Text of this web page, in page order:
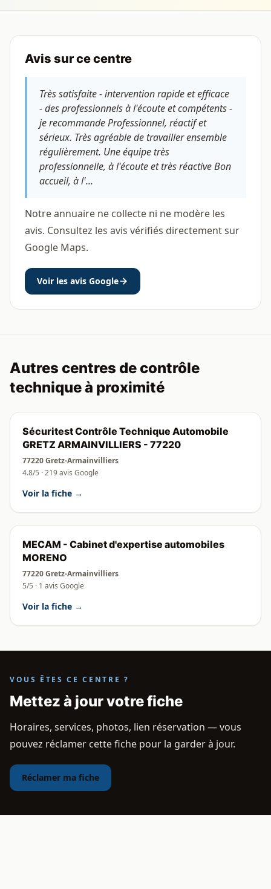
Avis sur ce centre
Très satisfaite - intervention rapide et efficace
- des professionnels à l'écoute et compétents -
je recommande Professionnel, réactif et
sérieux. Très agréable de travailler ensemble
régulièrement. Une équipe très
professionnelle, à l'écoute et très réactive Bon
accueil, à l'...
Notre annuaire ne collecte ni ne modère les
avis. Consultez les avis vérifiés directement sur
Google Maps.
Voir les avis Google
Autres centres de contrôle
technique à proximité
Sécuritest Contrôle Technique Automobile
GRETZ ARMAINVILLIERS - 77220
77220 Gretz-Armainvilliers
4.8/5 · 219 avis Google
Voir la fiche →
MECAM - Cabinet d'expertise automobiles
MORENO
77220 Gretz-Armainvilliers
5/5 · 1 avis Google
Voir la fiche →
VOUS ÊTES CE CENTRE ?
Mettez à jour votre fiche
Horaires, services, photos, lien réservation — vous
pouvez réclamer cette fiche pour la garder à jour.
Réclamer ma fiche